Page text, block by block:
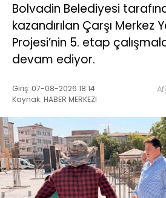
Bolvadin Belediyesi
kazandırılan Çarşı Merkez
Projesi’nin 5. etap
devam ediyor.
Giriş: 07-08-2026 18:14
Kaynak: HABER MERKEZI